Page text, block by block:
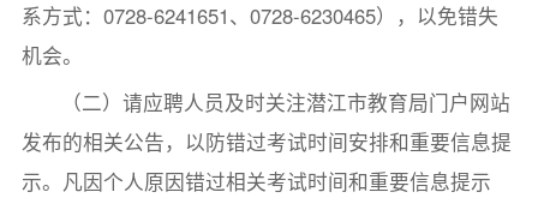
系方式：0728-6241651、0728-6230465），以免错失
机会。
（二）请应聘人员及时关注潜江市教育局门户网站
发布的相关公告，以防错过考试时间安排和重要信息提
示。凡因个人原因错过相关考试时间和重要信息提示